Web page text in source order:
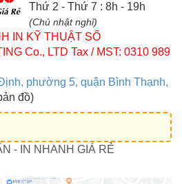
Thứ 2 - Thứ 7 : 8h - 19h
(Chủ nhật nghỉ)
IN KỸ THUẬT SỐ
Co., LTD Tax / MST: 0310 989
phường 5, quận Bình Thạnh,
đồ)
- IN NHANH GIÁ RẺ